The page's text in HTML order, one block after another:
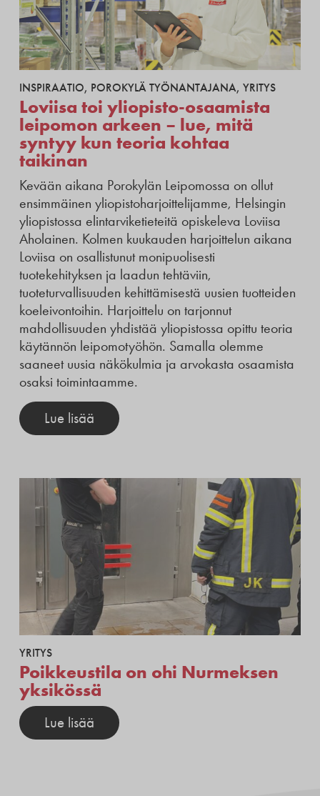
INSPIRAATIO, POROKYLÄ TYÖNANTAJANA, YRITYS
Loviisa toi yliopisto-osaamista
leipomon arkeen – lue, mitä
syntyy kun teoria kohtaa
taikinan
Kevään aikana Porokylän Leipomossa on ollut
ensimmäinen yliopistoharjoittelijamme, Helsingin
yliopistossa elintarviketieteitä opiskeleva Loviisa
Aholainen. Kolmen kuukauden harjoittelun aikana
Loviisa on osallistunut monipuolisesti
tuotekehityksen ja laadun tehtäviin,
tuoteturvallisuuden kehittämisestä uusien tuotteiden
koeleivontoihin. Harjoittelu on tarjonnut
mahdollisuuden yhdistää yliopistossa opittu teoria
käytännön leipomotyöhön. Samalla olemme
saaneet uusia näkökulmia ja arvokasta osaamista
osaksi toimintaamme.
Lue lisää
YRITYS
Poikkeustila on ohi Nurmeksen
yksikössä
Lue lisää